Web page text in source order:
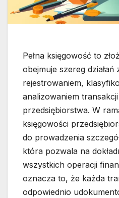
Pełna księgowość to
obejmuje szereg działań
rejestrowaniem,
analizowaniem
przedsiębiorstwa. W
księgowości
do prowadzenia
która pozwala na
wszystkich operacji
oznacza to, że każda
odpowiednio